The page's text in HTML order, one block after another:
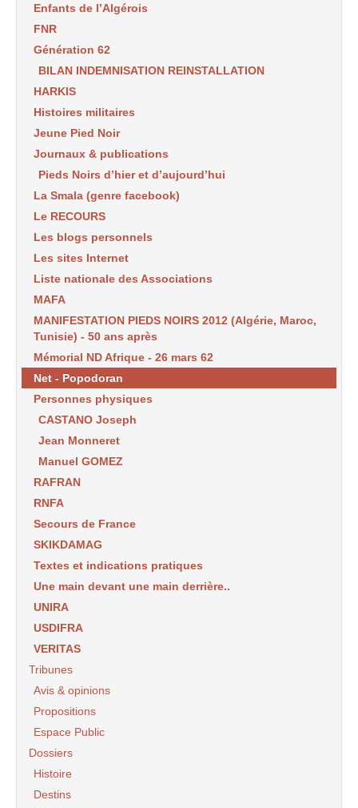
Enfants de l’Algérois
FNR
Génération 62
BILAN INDEMNISATION REINSTALLATION
HARKIS
Histoires militaires
Jeune Pied Noir
Journaux & publications
Pieds Noirs d’hier et d’aujourd’hui
La Smala (genre facebook)
Le RECOURS
Les blogs personnels
Les sites Internet
Liste nationale des Associations
MAFA
MANIFESTATION PIEDS NOIRS 2012 (Algérie, Maroc,
Tunisie) - 50 ans après
Mémorial ND Afrique - 26 mars 62
Net - Popodoran
Personnes physiques
CASTANO Joseph
Jean Monneret
Manuel GOMEZ
RAFRAN
RNFA
Secours de France
SKIKDAMAG
Textes et indications pratiques
Une main devant une main derrière..
UNIRA
USDIFRA
VERITAS
Tribunes
Avis & opinions
Propositions
Espace Public
Dossiers
Histoire
Destins